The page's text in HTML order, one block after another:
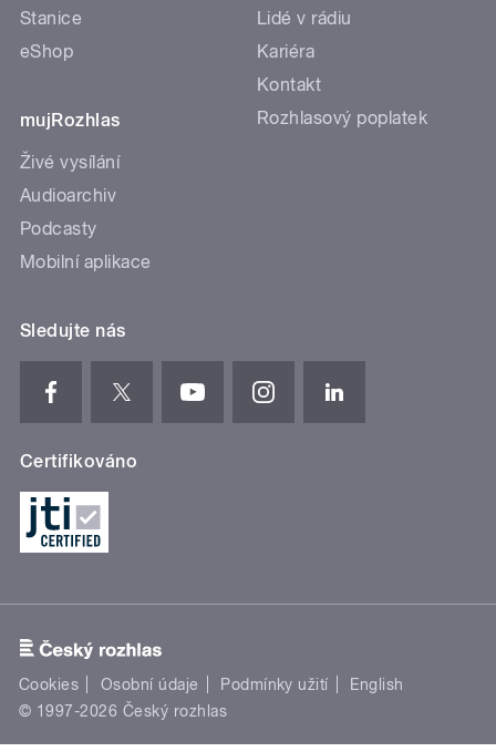
Stanice
eShop
mujRozhlas
Živé vysílání
Audioarchiv
Podcasty
Mobilní aplikace
Lidé v rádiu
Kariéra
Kontakt
Rozhlasový poplatek
Sledujte nás
Certifikováno
Cookies Osobní údaje Podmínky užití
English
© 1997-2026 Český rozhlas